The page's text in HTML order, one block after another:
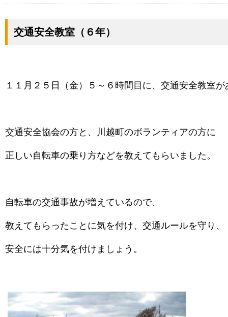
交通安全教室（６年）
１１月２５日（金）５～６時間目に、交通安全教室
交通安全協会の方と、川越町のボランティアの方に
正しい自転車の乗り方などを教えてもらいました。
自転車の交通事故が増えているので、
教えてもらったことに気を付け、交通ルールを守り、
安全には十分気を付けましょう。